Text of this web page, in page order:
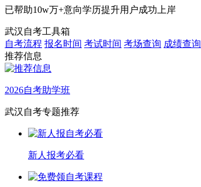
已帮助10w万+意向学历提升用户成功上岸
武汉自考工具箱
自考流程 报名时间 考试时间 考场查询 成绩查询
推荐信息
2026自考助学班
武汉自考专题推荐
新人报考必看